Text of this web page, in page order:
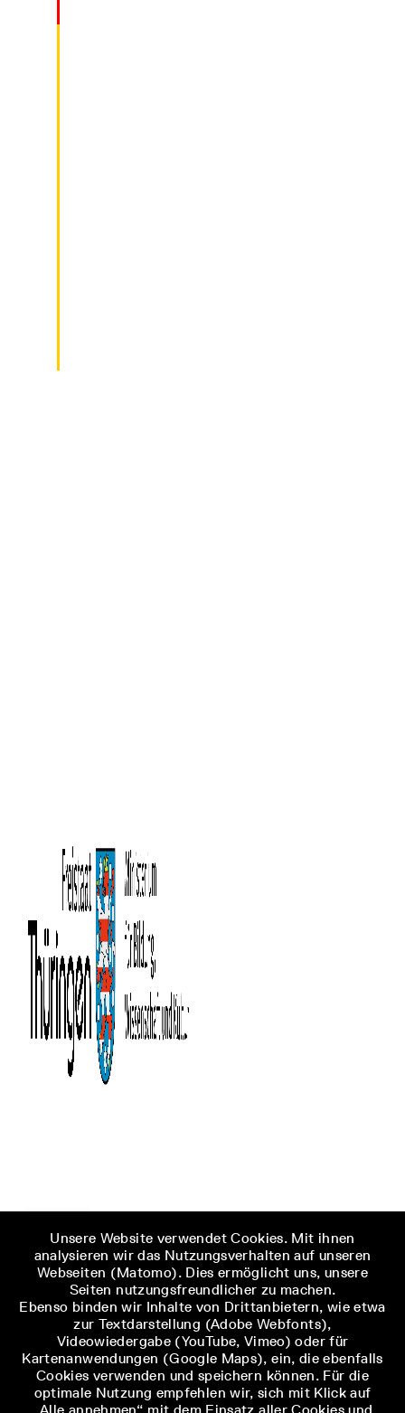
Unsere Website verwendet Cookies. Mit ihnen
analysieren wir das Nutzungsverhalten auf unseren
Webseiten (Matomo). Dies ermöglicht uns, unsere
Seiten nutzungsfreundlicher zu machen.
Ebenso binden wir Inhalte von Drittanbietern, wie etwa
zur Textdarstellung (Adobe Webfonts),
Videowiedergabe (YouTube, Vimeo) oder für
Kartenanwendungen (Google Maps), ein, die ebenfalls
Cookies verwenden und speichern können. Für die
optimale Nutzung empfehlen wir, sich mit Klick auf